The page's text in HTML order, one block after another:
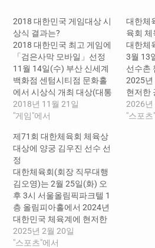
2018 대한민국 게임대상 시
상식 결과는?
2018 대한민국 최고 게임에
「검은사막 모바일」선정
11월 14일(수) 부산 신세계
백화점 센텀시티점 문화홀
에서 시상식 개최 대상(대통
령상)「검은사막 모바일」,
최우수상(국무총리상) 「 야
부문 18개 분야 시상 올 한해
우리나라 최고의 게임을 가
리는 ‘2018 대한민국 게임대
상’(문화체육관광부, 전자신
문, 스포츠조선 공동주최) 시
상식이 14일 오후 5시 부산
신세계백화점 센텀시티점
문화홀에서 개최됐다. 이
번…
2018년 11월 21일
"게임"에서
대한체
육회 체
대한체
3월 13
선수촌
2025년
현저한
및 진흥
인에게
2026년
"스포츠
제71회 대한체육회 체육상
대상에 양궁 김우진 선수 선
정
대한체육회(회장 직무대행
김오영)는 2월 25일(화) 오
후 3시 서울올림픽파크텔 1
층 올림피아홀에서 2024년
대한민국 체육계에 현저한
공을 세워 체육 발전 및 진흥
에 크게 기여한 체육인에게
2025년 2월 20일
"스포츠"에서